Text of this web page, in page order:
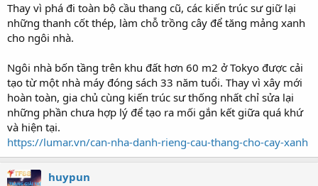
Thay vì phá đi toàn bộ cầu thang cũ, các kiến trúc sư giữ lại
những thanh cốt thép, làm chỗ trồng cây để tăng mảng xanh
cho ngôi nhà.
Ngôi nhà bốn tầng trên khu đất hơn 60 m2 ở Tokyo được cải
tạo từ một nhà máy đóng sách 33 năm tuổi. Thay vì xây mới
hoàn toàn, gia chủ cùng kiến trúc sư thống nhất chỉ sửa lại
những phần chưa hợp lý để tạo ra mối gắn kết giữa quá khứ
và hiện tại.
https://lumar.vn/can-nha-danh-rieng-cau-thang-cho-cay-xanh
huypun